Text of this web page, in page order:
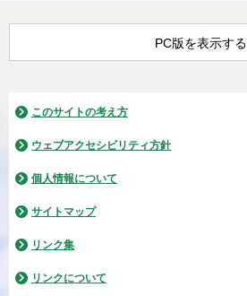
PC版を表示する
このサイトの考え方
ウェブアクセシビリティ方針
個人情報について
サイトマップ
リンク集
リンクについて